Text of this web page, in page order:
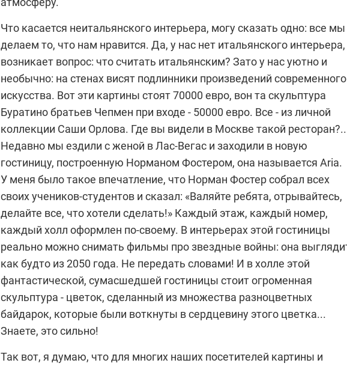
Что касается неитальянского интерьера, могу сказать одно: все мы
делаем то, что нам нравится. Да, у нас нет итальянского
возникает вопрос: что считать итальянским? Зато у нас уютно и
необычно: на стенах висят подлинники произведений современного
искусства. Вот эти картины стоят 70000 евро, вон та скульптура
Буратино братьев Чепмен при входе - 50000 евро. Все - из личной
коллекции Саши Орлова. Где вы видели в Москве такой ресторан?..
Недавно мы ездили с женой в Лас-Вегас и заходили в новую
гостиницу, построенную Норманом Фостером, она называется Aria.
У меня было такое впечатление, что Норман Фостер собрал всех
своих учеников-студентов и сказал: «Валяйте ребята, отрывайтесь,
делайте все, что хотели сделать!» Каждый этаж, каждый номер,
каждый холл оформлен по-своему. В интерьерах этой гостиницы
реально можно снимать фильмы про звездные войны: она
как будто из 2050 года. Не передать словами! И в холле этой
фантастической, сумасшедшей гостиницы стоит огроменная
скульптура - цветок, сделанный из множества разноцветных
байдарок, которые были воткнуты в сердцевину этого цветка...
Знаете, это сильно!
Так вот, я думаю, что для многих наших посетителей картины и